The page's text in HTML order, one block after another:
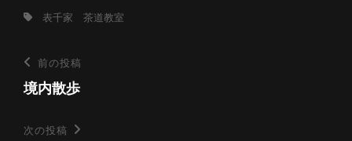
ゴ
ー
タ
表千家 茶道教室
投
稿
前
の
稿
前の投稿
境内散歩
次
次の投稿